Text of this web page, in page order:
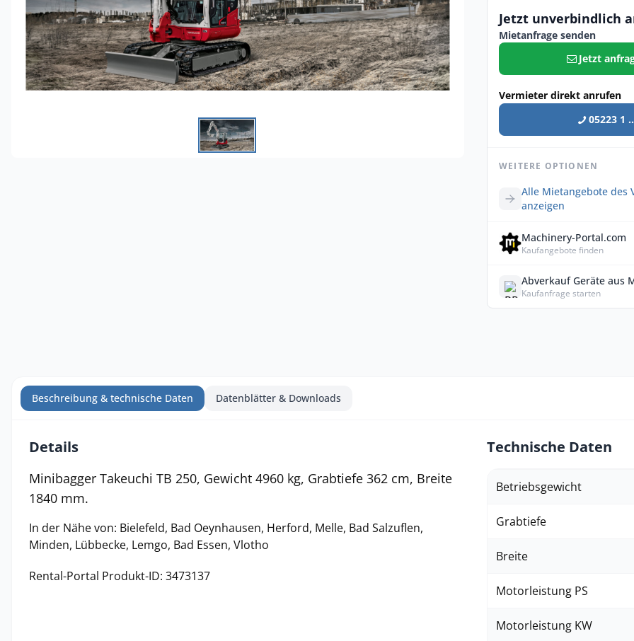
Jetzt unverbindlich
Mietanfrage senden
Jetzt
Vermieter direkt anrufen
05223 1
WEITERE OPTIONEN
Alle Mietangebote des
anzeigen
Machinery-Portal.com
Kaufangebote finden
Abverkauf Geräte aus
Kaufanfrage starten
Beschreibung & technische Daten Datenblätter & Downloads
Details
Minibagger Takeuchi TB 250, Gewicht 4960 kg, Grabtiefe 362 cm, Breite
1840 mm.
In der Nähe von: Bielefeld, Bad Oeynhausen, Herford, Melle, Bad Salzuflen,
Minden, Lübbecke, Lemgo, Bad Essen, Vlotho
Rental-Portal Produkt-ID: 3473137
Technische Daten
Betriebsgewicht
Grabtiefe
Breite
Motorleistung PS
Motorleistung KW